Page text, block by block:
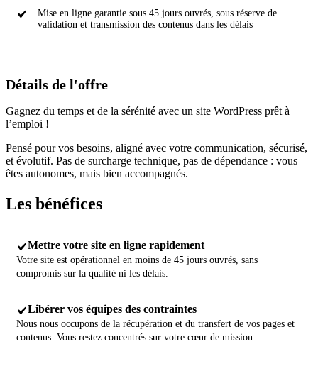
Mise en ligne garantie sous 45 jours ouvrés, sous réserve de
validation et transmission des contenus dans les délais
Détails de l'offre
Gagnez du temps et de la sérénité avec un site WordPress prêt à
l’emploi !
Pensé pour vos besoins, aligné avec votre communication, sécurisé,
et évolutif. Pas de surcharge technique, pas de dépendance : vous
êtes autonomes, mais bien accompagnés.
Les bénéfices
Mettre votre site en ligne rapidement
Votre site est opérationnel en moins de 45 jours ouvrés, sans
compromis sur la qualité ni les délais.
Libérer vos équipes des contraintes
Nous nous occupons de la récupération et du transfert de vos pages et
contenus. Vous restez concentrés sur votre cœur de mission.